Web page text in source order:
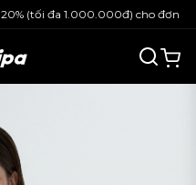
(tối đa 1.000.000đ) cho đơn hàng